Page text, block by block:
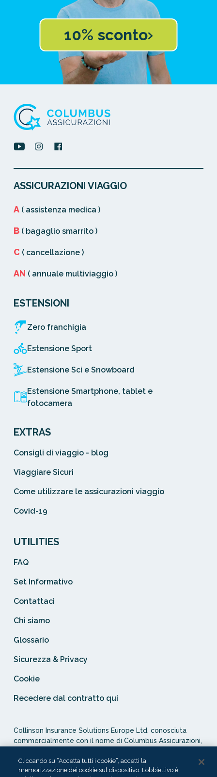
10% sconto
ASSICURAZIONI VIAGGIO
A ( assistenza medica )
B ( bagaglio smarrito )
C ( cancellazione )
AN ( annuale multiviaggio )
ESTENSIONI
Zero franchigia
Estensione Sport
Estensione Sci e Snowboard
Estensione Smartphone, tablet e
fotocamera
EXTRAS
Consigli di viaggio - blog
Viaggiare Sicuri
Come utilizzare le assicurazioni viaggio
Covid-19
UTILITIES
FAQ
Set Informativo
Contattaci
Chi siamo
Glossario
Sicurezza & Privacy
Cookie
Recedere dal contratto qui
Collinson Insurance Solutions Europe Ltd, conosciuta
commercialmente con il nome di Columbus Assicurazioni,
Authority in qualità di agente assicurativo (Distribution Act
-Cap. 487). In Italia, Columbus Assicurazioni è soggetta
Cliccando su “Accetta tutti i cookie”, accetti la
memorizzazione dei cookie sul dispositivo. L’obbiettivo è